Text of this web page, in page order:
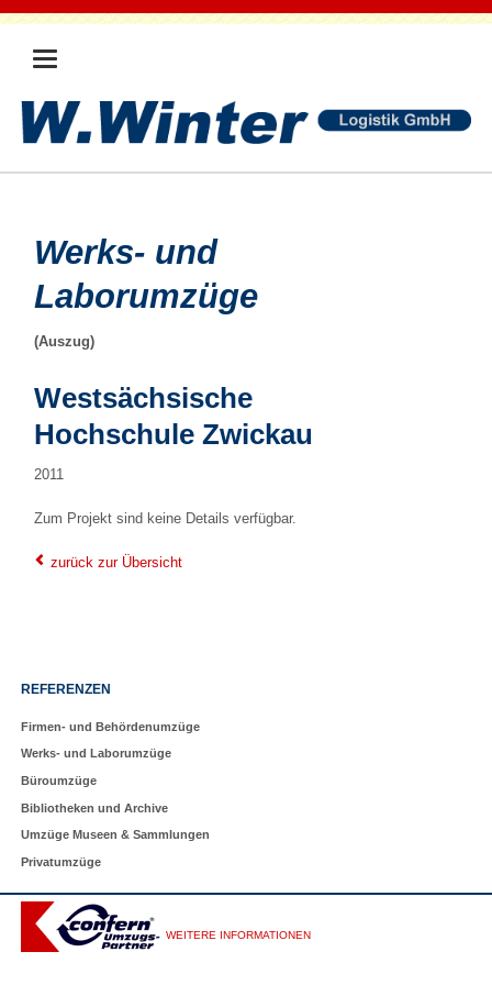
Werks- und
Laborumzüge
(Auszug)
Westsächsische
Hochschule Zwickau
2011
Zum Projekt sind keine Details verfügbar.
zurück zur Übersicht
Navigation
REFERENZEN
Firmen- und Behördenumzüge
Werks- und Laborumzüge
Büroumzüge
Bibliotheken und Archive
Umzüge Museen & Sammlungen
Privatumzüge
WEITERE INFORMATIONEN